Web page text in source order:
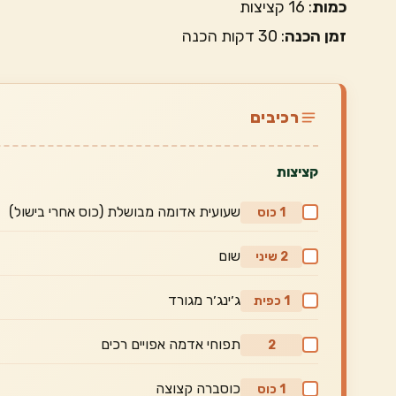
כמות: 16 קציצות
זמן הכנה: 30 דקות הכנה
רכיבים
קציצות
1 כוס שעועית אדומה מבושלת (כוס אחרי בישול)
2 שיני שום
1 כפית ג׳ינג׳ר מגורד
2 תפוחי אדמה אפויים רכים
1 כוס כוסברה קצוצה